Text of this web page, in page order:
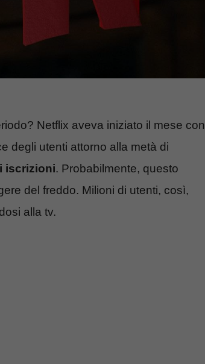
Netflix aveva iniziato il mese con
degli utenti attorno alla metà di
iscrizioni. Probabilmente, questo
del freddo. Milioni di utenti, così,
alla tv.